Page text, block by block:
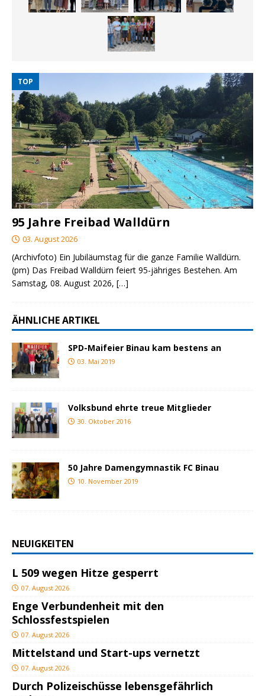
TOP
95 Jahre Freibad Walldürn
03. August 2026
(Archivfoto) Ein Jubiläumstag für die ganze Familie Walldürn.
(pm) Das Freibad Walldürn feiert 95-jähriges Bestehen. Am
Samstag, 08. August 2026, […]
ÄHNLICHE ARTIKEL
SPD-Maifeier Binau kam bestens an
03. Mai 2019
Volksbund ehrte treue Mitglieder
30. Oktober 2016
50 Jahre Damengymnastik FC Binau
10. November 2019
NEUIGKEITEN
L 509 wegen Hitze gesperrt
07. August 2026
Enge Verbundenheit mit den
Schlossfestspielen
07. August 2026
Mittelstand und Start-ups vernetzt
07. August 2026
Durch Polizeischüsse lebensgefährlich